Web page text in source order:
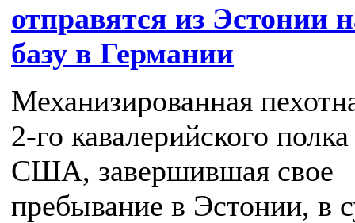
отправятся из Эстонии
базу в Германии
Механизированная
2-го кавалерийского
США, завершившая свое
пребывание в Эстонии, в